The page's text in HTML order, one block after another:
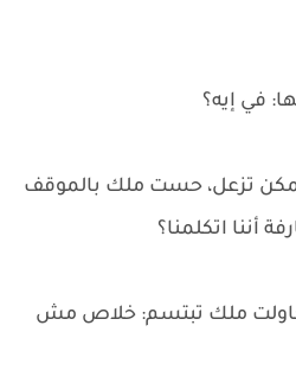
في إيه؟
تزعل، حست ملك بالموقف
أننا اتكلمنا؟
ملك تبتسم: خلاص مش